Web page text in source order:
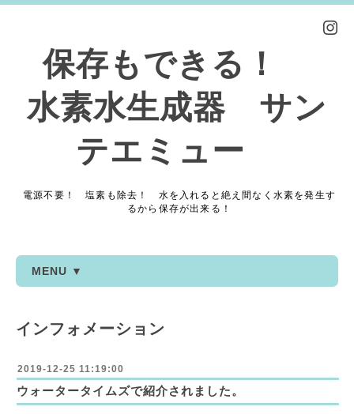
保存もできる！
水素水生成器 サン
テエミュー
電源不要！ 塩素も除去！ 水を入れると絶え間なく水素を発生す
るから保存が出来る！
MENU ▼
インフォメーション
2019-12-25 11:19:00
ウォータータイムズで紹介されました。